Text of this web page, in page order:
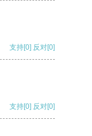
支持[0] 反对[0]
支持[0] 反对[0]